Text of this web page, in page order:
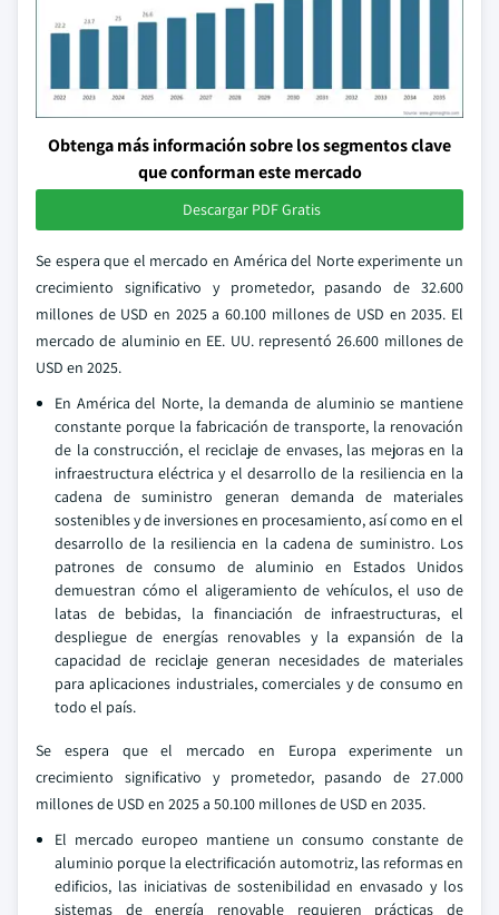
Obtenga más información sobre los segmentos clave
que conforman este mercado
Descargar PDF Gratis
Se espera que el mercado en América del Norte experimente un
crecimiento significativo y prometedor, pasando de 32.600
millones de USD en 2025 a 60.100 millones de USD en 2035. El
mercado de aluminio en EE. UU. representó 26.600 millones de
USD en 2025.
En América del Norte, la demanda de aluminio se mantiene
constante porque la fabricación de transporte, la renovación
de la construcción, el reciclaje de envases, las mejoras en la
infraestructura eléctrica y el desarrollo de la resiliencia en la
cadena de suministro generan demanda de materiales
sostenibles y de inversiones en procesamiento, así como en el
desarrollo de la resiliencia en la cadena de suministro. Los
patrones de consumo de aluminio en Estados Unidos
demuestran cómo el aligeramiento de vehículos, el uso de
latas de bebidas, la financiación de infraestructuras, el
despliegue de energías renovables y la expansión de la
capacidad de reciclaje generan necesidades de materiales
para aplicaciones industriales, comerciales y de consumo en
todo el país.
Se espera que el mercado en Europa experimente un
crecimiento significativo y prometedor, pasando de 27.000
millones de USD en 2025 a 50.100 millones de USD en 2035.
El mercado europeo mantiene un consumo constante de
aluminio porque la electrificación automotriz, las reformas en
edificios, las iniciativas de sostenibilidad en envasado y los
sistemas de energía renovable requieren prácticas de